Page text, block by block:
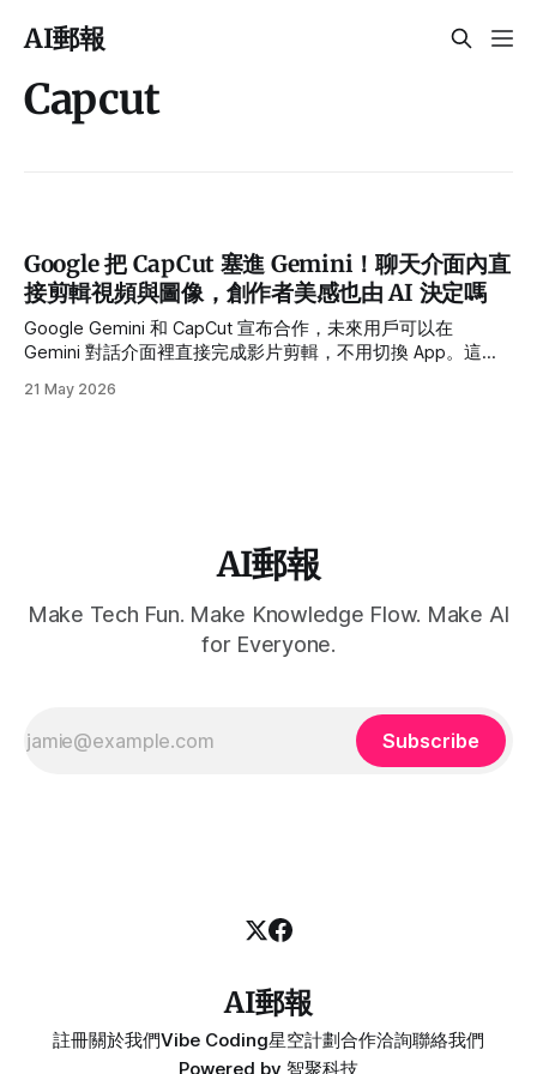
AI郵報
Capcut
Google 把 CapCut 塞進 Gemini！聊天介面內直
接剪輯視頻與圖像，創作者美感也由 AI 決定嗎
Google Gemini 和 CapCut 宣布合作，未來用戶可以在
Gemini 對話介面裡直接完成影片剪輯，不用切換 App。這對
模子刻出來的開始？
21 May 2026
AI郵報
Make Tech Fun. Make Knowledge Flow. Make AI
for Everyone.
Subscribe
AI郵報
註冊關於我們Vibe Coding星空計劃合作洽詢聯絡我們
Powered by 智聚科技